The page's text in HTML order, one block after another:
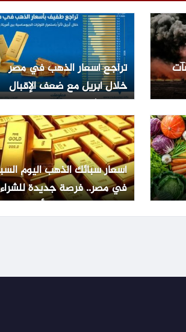
تراجع أسعار الذهب في مصر
خلال أبريل مع ضعف الإقبال
على الشراء
أسعار سبائك الذهب اليوم
في مصر.. فرصة جديدة للشراء
بعد تراجع المعدن الأصفر